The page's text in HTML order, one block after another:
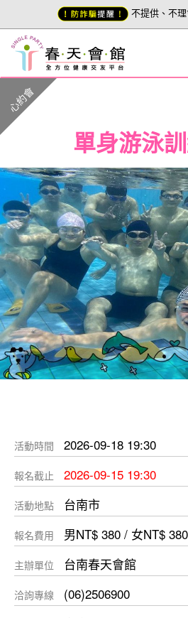
不提供、不
單身游泳
心約會
活動時間 2026-09-18 19:30
報名截止 2026-09-15 19:30
活動地點 台南市
報名費用 男NT$ 380 / 女NT$
主辦單位 台南春天會館
洽詢專線 (06)2506900